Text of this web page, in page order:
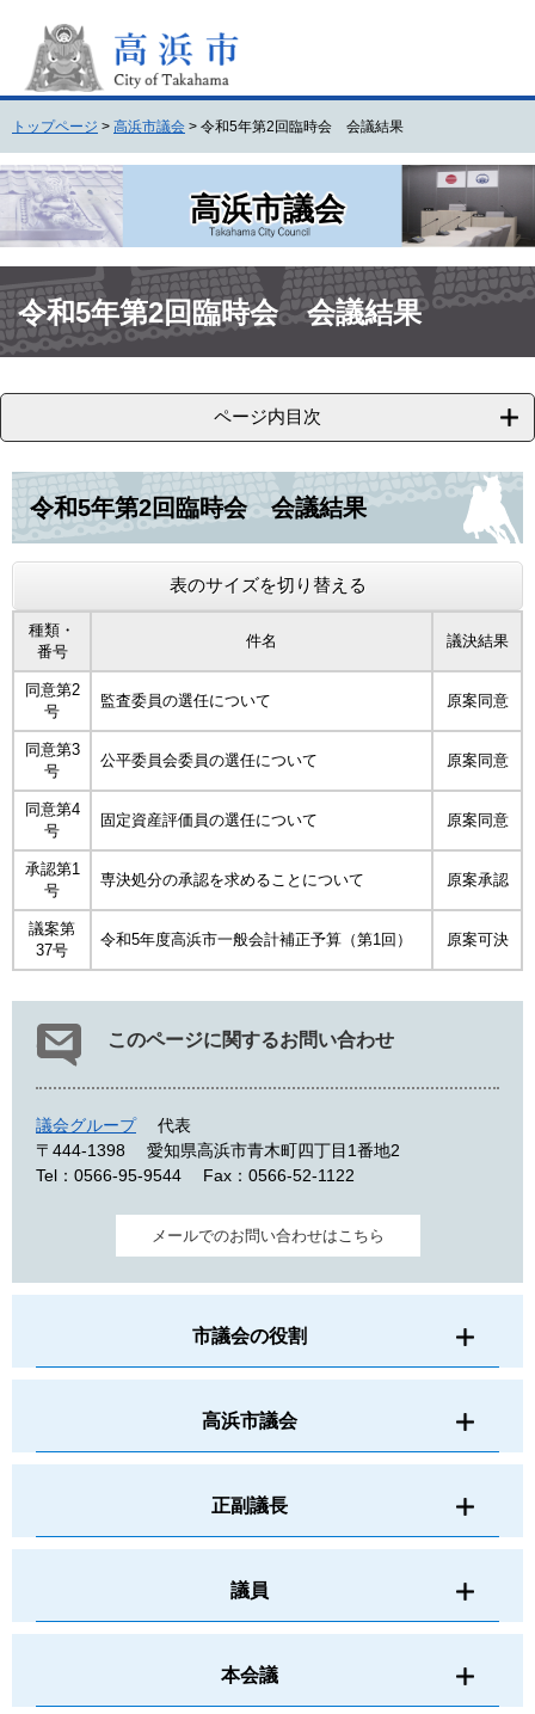
頭
で
す
。
飛
ば
し
て
本
文
へ
トップページ > 高浜市議会 > 令和5年第2回臨時会 会議結果
高浜市議会
文令和5年第2回臨時会 会議結果
ページ内目次
令和5年第2回臨時会 会議結果
表のサイズを切り替える
種類・
番号
件名 議決結果
同意第2
号
​監査委員の選任について 原案同意
同意第3
号
公平委員会委員の選任について 原案同意
同意第4
号
固定資産評価員の選任について 原案同意
承認第1
号
専決処分の承認を求めることについて 原案承認
議案第
37号
令和5年度高浜市一般会計補正予算（第1回） 原案可決
このページに関するお問い合わせ
議会グループ
代表
〒444-1398
愛知県高浜市青木町四丁目1番地2
Tel：0566-95-9544
Fax：0566-52-1122
メールでのお問い合わせはこちら
市議会の役割
高浜市議会
正副議長
議員
本会議